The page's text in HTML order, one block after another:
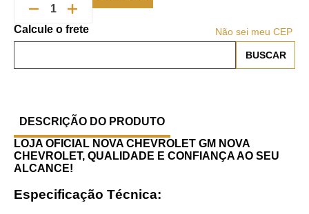
Não sei meu CEP
DESCRIÇÃO DO PRODUTO
LOJA OFICIAL NOVA CHEVROLET GM NOVA
CHEVROLET, QUALIDADE E CONFIANÇA AO SEU
ALCANCE!
Especificação Técnica: